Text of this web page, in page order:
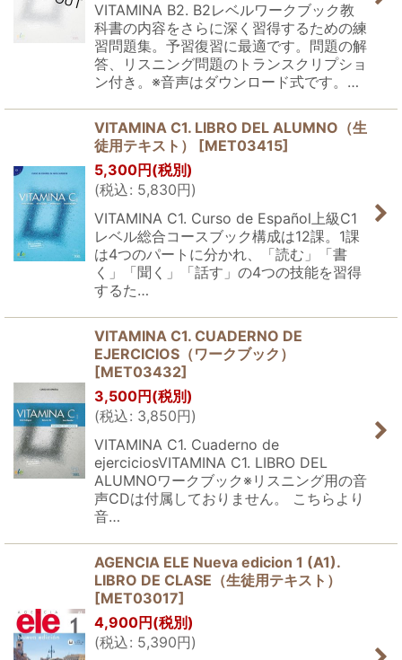
VITAMINA B2. B2レベルワークブック教
科書の内容をさらに深く習得するための練
習問題集。予習復習に最適です。問題の解
答、リスニング問題のトランスクリプショ
ン付き。※音声はダウンロード式です。…
VITAMINA C1. LIBRO DEL ALUMNO（生
徒用テキスト）
[MET03415]
5,300円 (税別)
(税込: 5,830円)
VITAMINA C1. Curso de Español上級C1
レベル総合コースブック構成は12課。1課
は4つのパートに分かれ、「読む」「書
く」「聞く」「話す」の4つの技能を習得
するた…
VITAMINA C1. CUADERNO DE
EJERCICIOS（ワークブック）
[MET03432]
3,500円 (税別)
(税込: 3,850円)
VITAMINA C1. Cuaderno de
ejerciciosVITAMINA C1. LIBRO DEL
ALUMNOワークブック※リスニング用の音
声CDは付属しておりません。 こちらより
音…
AGENCIA ELE Nueva edicion 1 (A1).
LIBRO DE CLASE（生徒用テキスト）
[MET03017]
4,900円 (税別)
(税込: 5,390円)